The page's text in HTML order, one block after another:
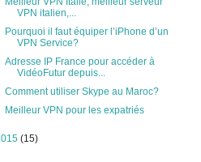
VPN italien,...
Pourquoi il faut équiper l’iPhone d’un
VPN Service?
Adresse IP France pour accéder à
VidéoFutur depuis...
Comment utiliser Skype au Maroc?
Meilleur VPN pour les expatriés
(15)